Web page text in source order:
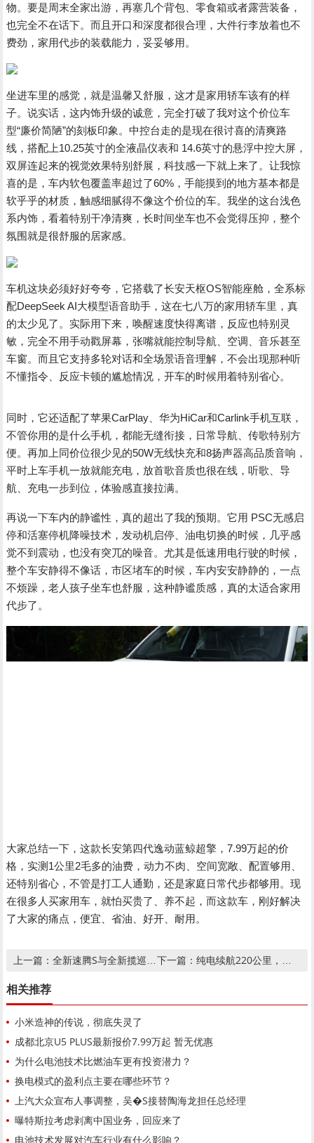
物。要是周末全家出游，再塞几个背包、零食箱或者露营装备，
也完全不在话下。而且开口和深度都很合理，大件行李放着也不
费劲，家用代步的装载能力，妥妥够用。
坐进车里的感觉，就是温馨又舒服，这才是家用轿车该有的样
子。说实话，这内饰升级的诚意，完全打破了我对这个价位车
型“廉价简陋”的刻板印象。中控台走的是现在很讨喜的清爽路
线，搭配上10.25英寸的全液晶仪表和 14.6英寸的悬浮中控大屏，
双屏连起来的视觉效果特别舒展，科技感一下就上来了。让我惊
喜的是，车内软包覆盖率超过了60%，手能摸到的地方基本都是
软乎乎的材质，触感细腻得不像这个价位的车。我坐的这台浅色
系内饰，看着特别干净清爽，长时间坐车也不会觉得压抑，整个
氛围就是很舒服的居家感。
车机这块必须好好夸夸，它搭载了长安天枢OS智能座舱，全系标
配DeepSeek AI大模型语音助手，这在七八万的家用轿车里，真
的太少见了。实际用下来，唤醒速度快得离谱，反应也特别灵
敏，完全不用手动戳屏幕，张嘴就能控制导航、空调、音乐甚至
车窗。而且它支持多轮对话和全场景语音理解，不会出现那种听
不懂指令、反应卡顿的尴尬情况，开车的时候用着特别省心。
同时，它还适配了苹果CarPlay、华为HiCar和Carlink手机互联，
不管你用的是什么手机，都能无缝衔接，日常导航、传歌特别方
便。再加上同价位很少见的50W无线快充和8扬声器高品质音响，
平时上车手机一放就能充电，放首歌音质也很在线，听歌、导
航、充电一步到位，体验感直接拉满。
再说一下车内的静谧性，真的超出了我的预期。它用 PSC无感启
停和活塞停机降噪技术，发动机启停、油电切换的时候，几乎感
觉不到震动，也没有突兀的噪音。尤其是低速用电行驶的时候，
整个车安静得不像话，市区堵车的时候，车内安安静静的，一点
不烦躁，老人孩子坐车也舒服，这种静谧质感，真的太适合家用
代步了。
大家总结一下，这款长安第四代逸动蓝鲸超擎，7.99万起的价
格，实测1公里2毛多的油费，动力不肉、空间宽敞、配置够用、
还特别省心，不管是打工人通勤，还是家庭日常代步都够用。现
在很多人买家用车，就怕买贵了、养不起，而这款车，刚好解决
了大家的痛点，便宜、省油、好开、耐用。
上一篇：全新速腾S与全新揽巡为何成为大众严选 下一篇： 纯电续航220公里，风云T9长续航版正式上市
相关推荐
小米造神的传说，彻底失灵了
成都北京U5 PLUS最新报价7.99万起 暂无优惠
为什么电池技术比燃油车更有投资潜力？
换电模式的盈利点主要在哪些环节？
上汽大众宣布人事调整，吴�S接替陶海龙担任总经理
曝特斯拉考虑剥离中国业务，回应来了
电池技术发展对汽车行业有什么影响？